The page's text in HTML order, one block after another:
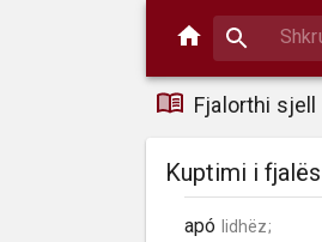
Fjalorthi sjell
Kuptimi i fjalës
apó lidhëz;